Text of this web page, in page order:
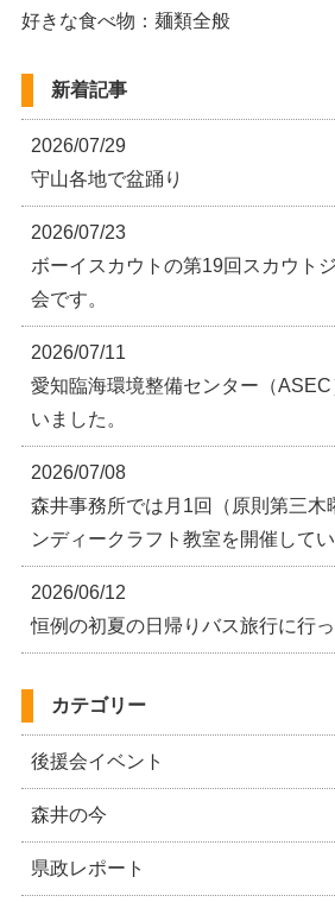
好きな食べ物：麺類全般
新着記事
2026/07/29
守山各地で盆踊り
2026/07/23
ボーイスカウトの第19回スカウト
会です。
2026/07/11
愛知臨海環境整備センター（
いました。
2026/07/08
森井事務所では月1回（原則第三木
ンディークラフト教室を開催してい
2026/06/12
恒例の初夏の日帰りバス旅行に行っ
カテゴリー
後援会イベント
森井の今
県政レポート